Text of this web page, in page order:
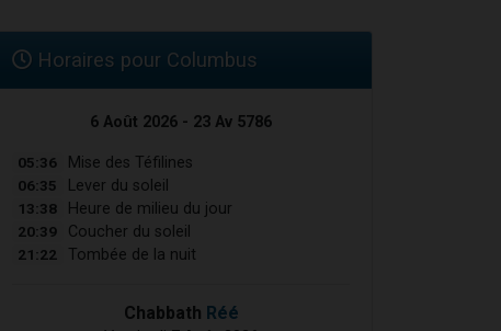
Horaires pour Columbus
6 Août 2026 - 23 Av 5786
05:36 Mise des Téfilines
06:35 Lever du soleil
13:38 Heure de milieu du jour
20:39 Coucher du soleil
21:22 Tombée de la nuit
Chabbath Réé